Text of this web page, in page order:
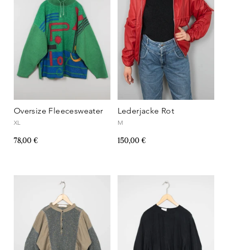
Oversize Fleecesweater
XL
78,00 €
Lederjacke Rot
M
150,00 €